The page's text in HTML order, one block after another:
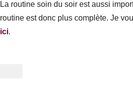
La routine soin du soir est aussi
routine est donc plus complète. Je
ici.